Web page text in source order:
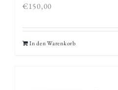
€150,00
In den Warenkorb